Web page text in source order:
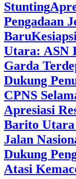
Stunting
Pengadaan
Baru
Utara: ASN
Garda
Dukung
CPNS
Apresiasi
Barito Utara
Jalan
Dukung
Atasi